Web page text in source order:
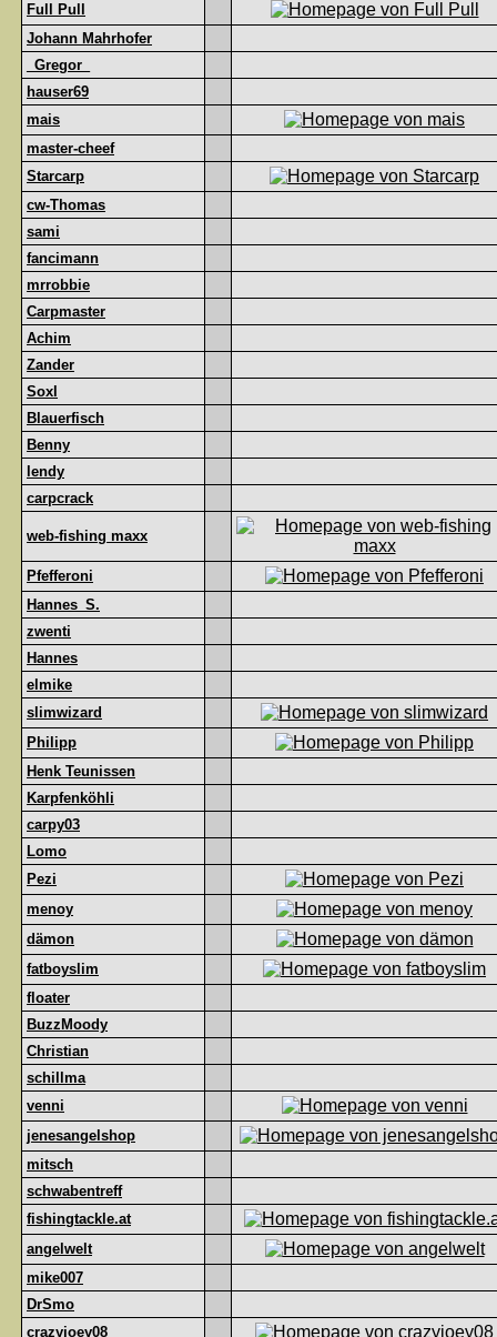
Full Pull
Johann Mahrhofer
_Gregor_
hauser69
mais
master-cheef
Starcarp
cw-Thomas
sami
fancimann
mrrobbie
Carpmaster
Achim
Zander
Soxl
Blauerfisch
Benny
lendy
carpcrack
web-fishing maxx
Pfefferoni
Hannes_S.
zwenti
Hannes
elmike
slimwizard
Philipp
Henk Teunissen
Karpfenköhli
carpy03
Lomo
Pezi
menoy
dämon
fatboyslim
floater
BuzzMoody
Christian
schillma
venni
jenesangelshop
mitsch
schwabentreff
fishingtackle.at
angelwelt
mike007
DrSmo
crazyjoey08